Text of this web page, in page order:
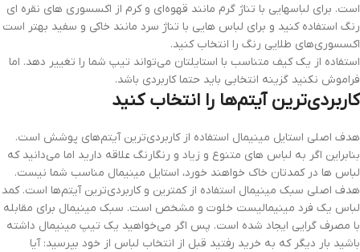
است. برای لباسهایی با تناژ گرم مانند قهوه‌ای و کرم از اکسسوری های نقره ای
رنگ استفاده کنید و برای لباس هایی با تناژ سرد مانند خاکی و سفید بهتر است
اکسسوری‌های طلایی رنگ را انتخاب کنید.
استفاده از یک کیف متناسب با استایلتان می‌تواند تیپ شما را تغییر دهد. اما
فراموش نکنید گزینه انتخابی باید حتما کاربردی باشد.
کاربردی‌ترین آیتم‌ها را انتخاب کنید
هدف اصلی استایل مینیمال استفاده از کاربردی‌ترین آیتم‌های پوشش است.
بنابراین اگر به لباس های متنوع و زیاد و رنگارنگ علاقه دارید اما می‌دانید که
لباس ها در کمدتان خاک خواهند خورد، استایل مینیمال مناسب شما نیست.
هدف اصلی سبک مینیمال استفاده از کمترین و کاربردی‌ترین آیتم‌ها است. کمد
لباس یک فرد مینیمالیست خلوت و مشخص است. سبک مینیمال برای مقابله
با مصرف گرایی ایجاد شده است. پس اگر می‌خواهید یک تیپ مینیمال داشته
باشید بار دیگر که به خرید رفتید قبل از انتخاب لباس از خود بپرسید: آیا